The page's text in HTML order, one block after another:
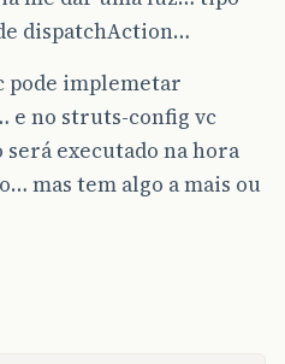
dispatchAction…
pode implemetar
e no struts-config vc
executado na hora
mas tem algo a mais ou